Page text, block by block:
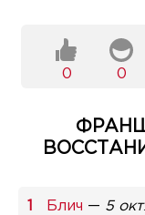
0 0
Блич — 5